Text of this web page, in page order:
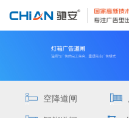
空降道闸